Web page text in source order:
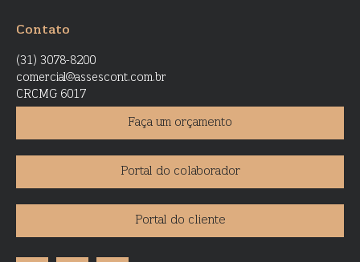
Contato
(31) 3078-8200
comercial@assescont.com.br
CRCMG 6017
Faça um orçamento
Portal do colaborador
Portal do cliente